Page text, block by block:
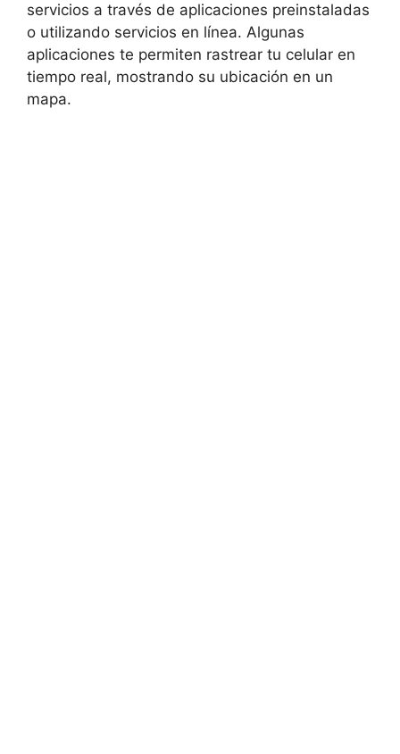
servicios a través de aplicaciones preinstaladas
o utilizando servicios en línea. Algunas
aplicaciones te permiten rastrear tu celular en
tiempo⁤ real, mostrando‌ su ubicación en un
mapa.